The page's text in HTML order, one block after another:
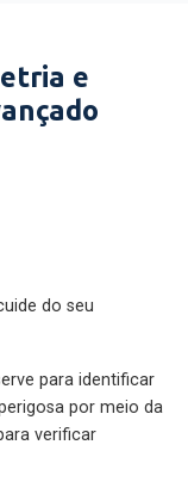
e
do seu
para identificar
por meio da
verificar